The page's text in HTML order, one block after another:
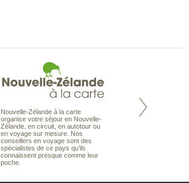
Nouvelle-Zélande à la carte
organise votre séjour en Nouvelle-
Zélande, en circuit, en autotour ou
en voyage sur mesure. Nos
conseillers en voyage sont des
spécialistes de ce pays qu’ils
connaissent presque comme leur
poche.
Notre site